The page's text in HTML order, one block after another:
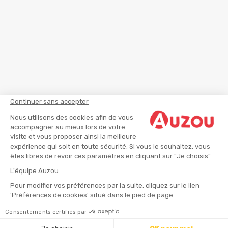
Continuer sans accepter
Nous utilisons des cookies afin de vous
accompagner au mieux lors de votre
visite et vous proposer ainsi la meilleure
expérience qui soit en toute sécurité. Si vous le souhaitez, vous
êtes libres de revoir ces paramètres en cliquant sur "Je choisis"
L'équipe Auzou
Pour modifier vos préférences par la suite, cliquez sur le lien
'Préférences de cookies' situé dans le pied de page.
Consentements certifiés par